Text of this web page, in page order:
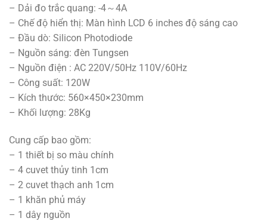
– Dải đo trắc quang: -4～4A
– Chế độ hiển thị: Màn hình LCD 6 inches độ sáng cao
– Đầu dò: Silicon Photodiode
– Nguồn sáng: đèn Tungsen
– Nguồn điện : AC 220V/50Hz 110V/60Hz
– Công suất: 120W
– Kích thước: 560×450×230mm
– Khối lượng: 28Kg
Cung cấp bao gồm:
– 1 thiết bị so màu chính
– 4 cuvet thủy tinh 1cm
– 2 cuvet thạch anh 1cm
– 1 khăn phủ máy
– 1 dây nguồn